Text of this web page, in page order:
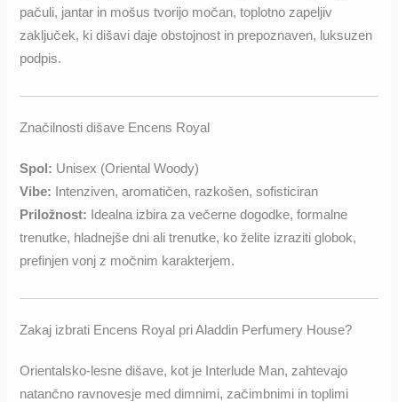
pačuli, jantar in mošus tvorijo močan, toplotno zapeljiv
zaključek, ki dišavi daje obstojnost in prepoznaven, luksuzen
podpis.
Značilnosti dišave Encens Royal
Spol: Unisex (Oriental Woody)
Vibe: Intenziven, aromatičen, razkošen, sofisticiran
Priložnost: Idealna izbira za večerne dogodke, formalne
trenutke, hladnejše dni ali trenutke, ko želite izraziti globok,
prefinjen vonj z močnim karakterjem.
Zakaj izbrati Encens Royal pri Aladdin Perfumery House?
Orientalsko-lesne dišave, kot je Interlude Man, zahtevajo
natančno ravnovesje med dimnimi, začimbnimi in toplimi